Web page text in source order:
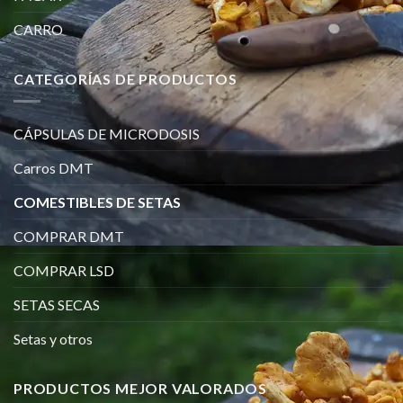
CARRO
CATEGORÍAS DE PRODUCTOS
CÁPSULAS DE MICRODOSIS
Carros DMT
COMESTIBLES DE SETAS
COMPRAR DMT
COMPRAR LSD
SETAS SECAS
Setas y otros
PRODUCTOS MEJOR VALORADOS